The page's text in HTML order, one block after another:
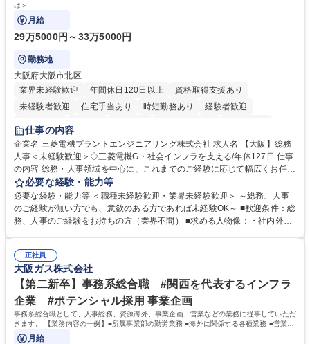
は＞
月給
29万5000円～33万5000円
勤務地
大阪府大阪市北区
業界未経験歓迎
年間休日120日以上
資格取得支援あり
未経験者歓迎
住宅手当あり 時短勤務あり
経験者歓迎
退職金あり
駅近5分以内
土日祝休み 服装自由 寮・社宅あり 食事補助あり
仕事の内容
企業名 三菱電機プラントエンジニアリング株式会社 求人名 【大阪】総務
人事＜未経験歓迎＞◇三菱電機G・社会インフラを支える/年休127日 仕事
の内容 総務・人事領域を中心に、これまでのご経験に応じて幅広くお任せ
します。 ＜具体的には＞ ・総務/人事労務（給与・社保・勤怠管理など）
・採用・教育研修 ・福利厚生運用 など ※基本的には事務所勤務ですが、
採用や教育等の業務内容により、関西圏以外への日帰り・宿泊を伴う国内
出張もございます。 ※担当業務を持ちつつ、お互いに助け合いながら、総
必要な経験・能力等
必要な経験・能力等 ＜職種未経験歓迎・業界未経験歓迎＞ ～総務、人事
のご経験が無い方でも、意欲のある方であれば未経験OK～ ■歓迎条件：総
務、人事のご経験をお持ちの方（業界不問） ■求める人物像：・社内外の
正社員
大阪ガス株式会社
【第二新卒】事務系総合職 #関西を代表するインフラ
企業 #ポテンシャル採用 事業企画
事務系総合職として、人事総務、資源海外、事業企画、営業などの業務に従事していただ
きます。 【業務内容の一例】■所属事業部の勤労業務 ■海外に関係する各種業務 ■営業部
門の企画スタッフ、ルート営業
月給